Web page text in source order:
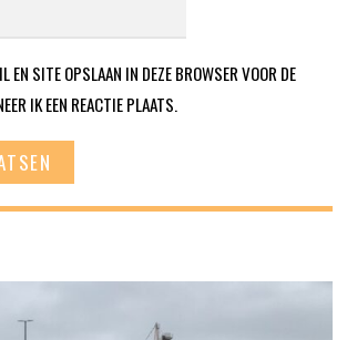
EN SITE OPSLAAN IN DEZE BROWSER VOOR DE
IK EEN REACTIE PLAATS.